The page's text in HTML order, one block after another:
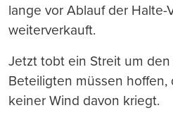
lange vor Ablauf der Halte-
weiterverkauft.
Jetzt tobt ein Streit um den
Beteiligten müssen hoffen,
keiner Wind davon kriegt.